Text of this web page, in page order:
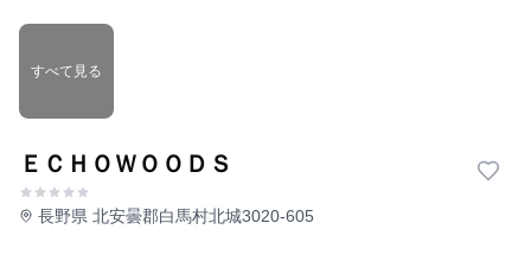
すべて見る
ＥＣＨＯＷＯＯＤＳ
長野県 北安曇郡白馬村北城3020-605